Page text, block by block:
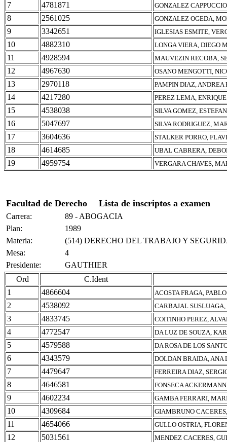
7 4781871 GONZALEZ
8 2561025 GONZALEZ OGEDA,
9 3342651 IGLESIAS ESMITE,
10 4882310 LONGA VIERA, DIEGO
11 4928594 MAUVEZIN RECOBA,
12 4967630 OSANO MENGOTTI,
13 2970118 PAMPIN DIAZ, ANDREA
14 4217280 PEREZ LEMA,
15 4538038 SILVA GOMEZ,
16 5047697 SILVA RODRIGUEZ,
17 3604636 STALKER PORRO,
18 4614685 UBAL CABRERA,
19 4959754 VERGARA CHAVES,
Facultad de Derecho Lista de inscriptos a examen
Carrera:
89 - ABOGACIA
Plan:
1989
Materia:
(514) DERECHO DEL TRABAJO Y
Mesa:
4
Presidente:
GAUTHIER
Ord
C.Ident
1
4866604 ACOSTA FRAGA,
2 4538092 CARBAJAL
3 4833745 COITINHO PEREZ,
4 4772547 DA LUZ DE SOUZA,
5 4579588 DA ROSA DE LOS
6 4343579 DOLDAN BRAIDA, ANA
7 4479647 FERREIRA DIAZ,
8 4646581 FONSECA
9 4602234 GAMBA FERRARI,
10 4309684 GIAMBRUNO
11 4654066 GULLO OSTRIA,
12 5031561 MENDEZ CACERES,